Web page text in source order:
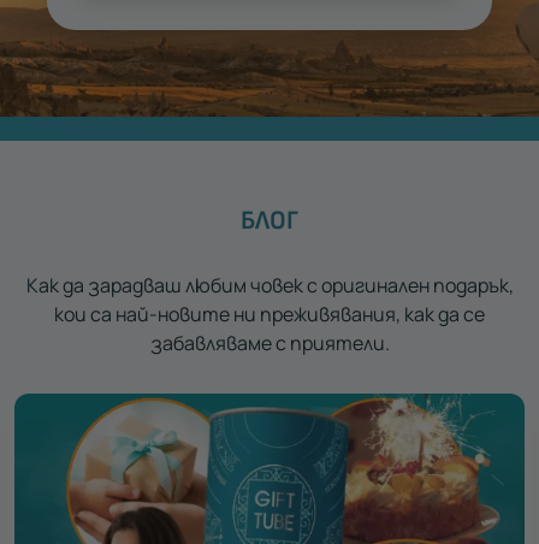
БЛОГ
Как да зарадваш любим човек с оригинален подарък,
кои са най-новите ни преживявания, как да се
забавляваме с приятели.